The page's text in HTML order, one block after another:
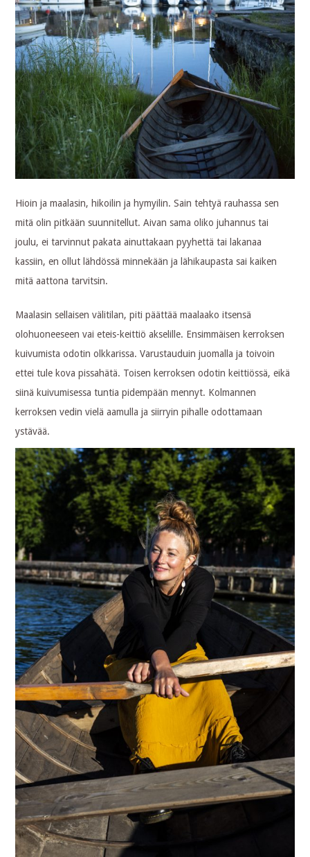
Hioin ja maalasin, hikoilin ja hymyilin. Sain tehtyä rauhassa sen
mitä olin pitkään suunnitellut. Aivan sama oliko juhannus tai
joulu, ei tarvinnut pakata ainuttakaan pyyhettä tai lakanaa
kassiin, en ollut lähdössä minnekään ja lähikaupasta sai kaiken
mitä aattona tarvitsin.
Maalasin sellaisen välitilan, piti päättää maalaako itsensä
olohuoneeseen vai eteis-keittiö akselille. Ensimmäisen kerroksen
kuivumista odotin olkkarissa. Varustauduin juomalla ja toivoin
ettei tule kova pissahätä. Toisen kerroksen odotin keittiössä, eikä
siinä kuivumisessa tuntia pidempään mennyt. Kolmannen
kerroksen vedin vielä aamulla ja siirryin pihalle odottamaan
ystävää.